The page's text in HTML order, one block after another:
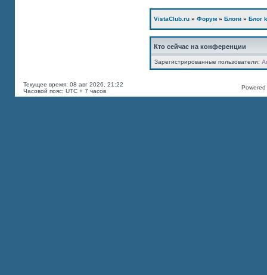
VistaClub.ru » Форум » Блоги » Блог
Кто сейчас на конференции
Зарегистрированные пользователи:
Текущее время: 08 авг 2026, 21:22
Часовой пояс: UTC + 7 часов